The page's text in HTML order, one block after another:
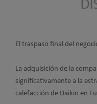
El traspaso final del
La adquisición de la
significativamente a la
calefacción de Daikin en